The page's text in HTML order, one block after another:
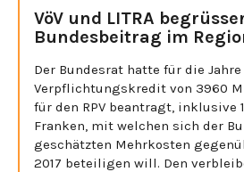
VöV und LITRA
Bundesbeitrag im
Der Bundesrat hatte für die Jahre
Verpflichtungskredit von 3960
für den RPV beantragt, inklusive
Franken, mit welchen sich der
geschätzten Mehrkosten
2017 beteiligen will. Den